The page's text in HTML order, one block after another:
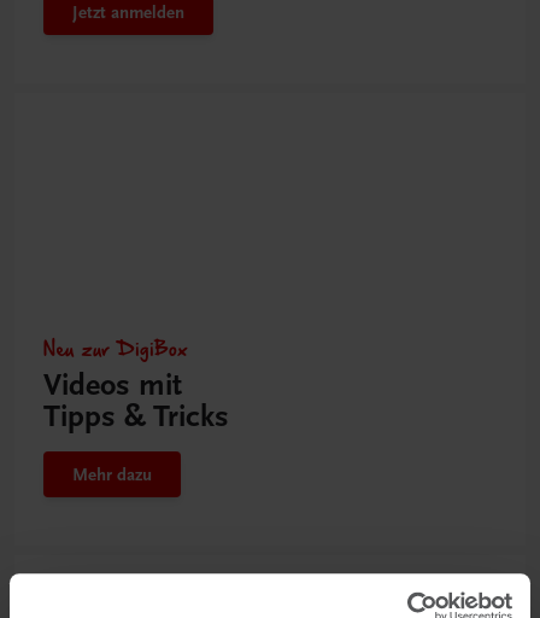
Jetzt anmelden
Neu zur DigiBox
Videos mit
Tipps & Tricks
Mehr dazu